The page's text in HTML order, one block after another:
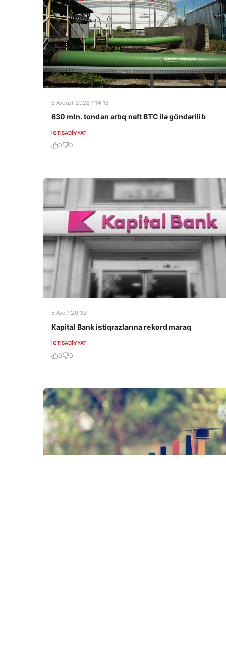
6 Avqust 2026 / 14:15
630 mln. tondan artıq neft BTC ilə göndərilib
İQTISADIYYAT
0 0
5 Avq / 20:32
Kapital Bank istiqrazlarına rekord maraq
İQTISADIYYAT
0 0